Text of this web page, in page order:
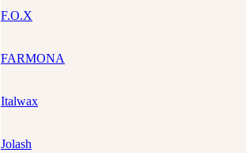
F.O.X
FARMONA
Italwax
Jolash